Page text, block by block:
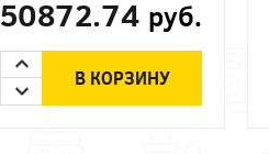
50872.74 руб.
В КОРЗИНУ